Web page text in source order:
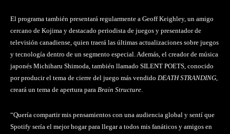
El programa también presentará regularmente a Geoff Keighley, un amigo
cercano de Kojima y destacado periodista de juegos y presentador de
televisión canadiense, quien traerá las últimas actualizaciones sobre juegos
y tecnología dentro de un segmento especial. Además, el creador de música
japonés Michiharu Shimoda, también llamado SILENT POETS, conocido
por producir el tema de cierre del juego más vendido DEATH STRANDING,
creará un tema de apertura para Brain Structure.
“Quería compartir mis pensamientos con una audiencia global y sentí que
Spotify sería el mejor hogar para llegar a todos mis fanáticos y amigos en